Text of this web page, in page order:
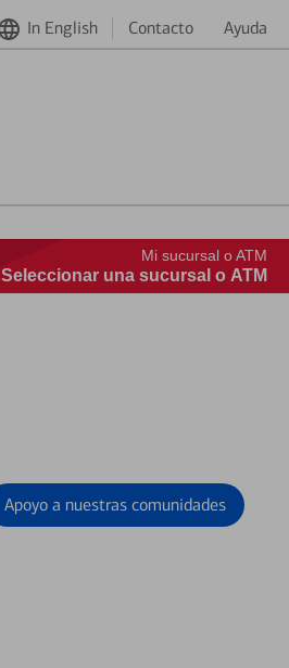
In English Contacto Ayuda
Mi sucursal o ATM
Seleccionar una sucursal o ATM
Apoyo a nuestras comunidades